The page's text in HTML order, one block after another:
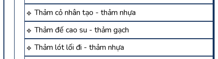
Thảm cỏ nhân tạo - thảm nhựa
Thảm đế cao su - thảm gạch
Thảm lót lối đi - thảm nhựa